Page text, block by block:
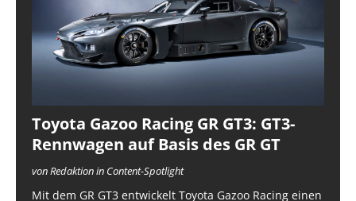
Toyota Gazoo Racing GR GT3: GT3-
Rennwagen auf Basis des GR GT
von Redaktion in Content-Spotlight
Mit dem GR GT3 entwickelt Toyota Gazoo Racing einen